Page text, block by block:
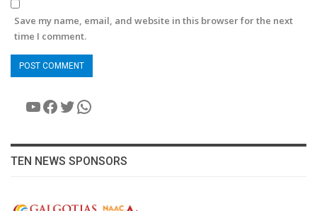
Save my name, email, and website in this browser for the next
time I comment.
YouTube
Facebook
Twitter
WhatsApp
TEN NEWS SPONSORS